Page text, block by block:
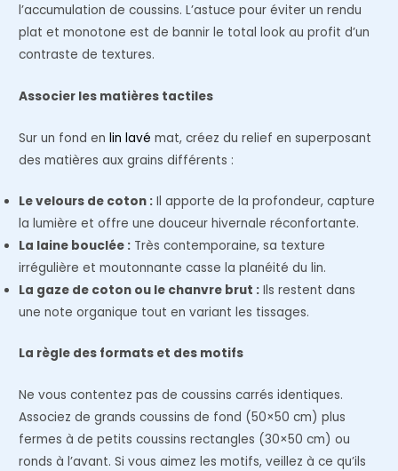
l’accumulation de coussins. L’astuce pour éviter un rendu
plat et monotone est de bannir le total look au profit d’un
contraste de textures.
Associer les matières tactiles
Sur un fond enlin lavé mat, créez du relief en superposant
des matières aux grains différents :
Le velours de coton : Il apporte de la profondeur, capture
la lumière et offre une douceur hivernale réconfortante.
La laine bouclée : Très contemporaine, sa texture
irrégulière et moutonnante casse la planéité du lin.
La gaze de coton ou le chanvre brut : Ils restent dans
une note organique tout en variant les tissages.
La règle des formats et des motifs
Ne vous contentez pas de coussins carrés identiques.
Associez de grands coussins de fond (50×50 cm) plus
fermes à de petits coussins rectangles (30×50 cm) ou
ronds à l’avant. Si vous aimez les motifs, veillez à ce qu’ils